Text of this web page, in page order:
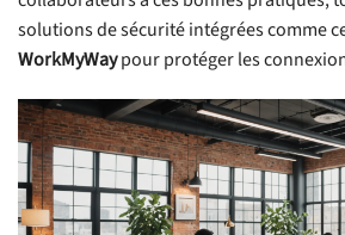
solutions de sécurité intégrées comme
WorkMyWaypour protéger les